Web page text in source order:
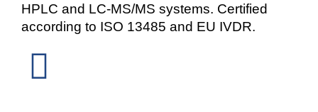
HPLC and LC-MS/MS systems. Certified
according to ISO 13485 and EU IVDR.